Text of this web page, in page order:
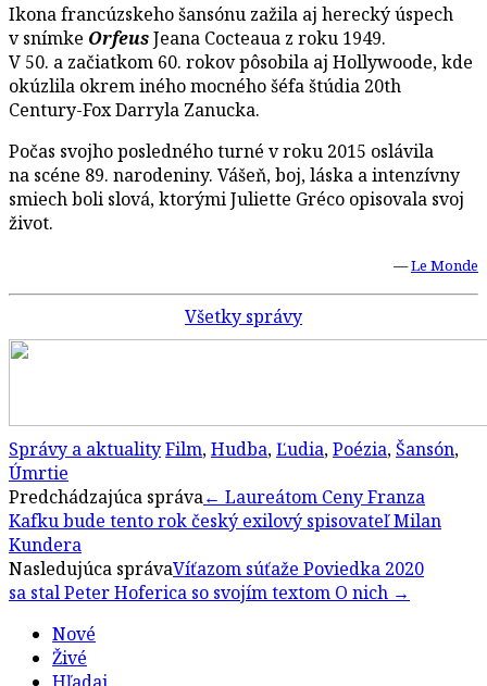
Ikona francúzskeho šansónu zažila aj herecký úspech
v snímke OrfeusJeana Cocteaua z roku 1949.
V 50. a začiatkom 60. rokov pôsobila aj Hollywoode, kde
okúzlila okrem iného mocného šéfa štúdia 20th
Century-Fox Darryla Zanucka.
Počas svojho posledného turné v roku 2015 oslávila
na scéne 89. narodeniny. Vášeň, boj, láska a intenzívny
smiech boli slová, ktorými Juliette Gréco opisovala svoj
život.
—Le Monde
Všetky správy
Správy a aktualityFilm,Hudba,Ľudia,Poézia,Šansón,
Úmrtie
Post
navigation
Predchádzajúca správa← Laureátom Ceny Franza
Kafku bude tento rok český exilový spisovateľ Milan
Kundera
Nasledujúca správaVíťazom súťaže Poviedka 2020
sa stal Peter Hoferica so svojím textom O nich →
Nové
Živé